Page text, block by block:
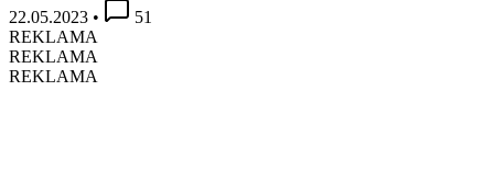
22.05.2023 •
51
REKLAMA
REKLAMA
REKLAMA